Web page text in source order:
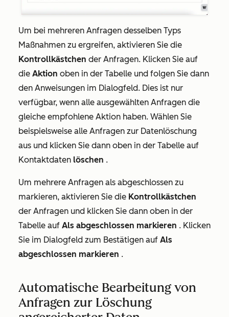
Um bei mehreren Anfragen desselben Typs
Maßnahmen zu ergreifen, aktivieren Sie die
Kontrollkästchen der Anfragen. Klicken Sie auf
die Aktion oben in der Tabelle und folgen Sie dann
den Anweisungen im Dialogfeld. Dies ist nur
verfügbar, wenn alle ausgewählten Anfragen die
gleiche empfohlene Aktion haben. Wählen Sie
beispielsweise alle Anfragen zur Datenlöschung
aus und klicken Sie dann oben in der Tabelle auf
Kontaktdaten löschen .
Um mehrere Anfragen als abgeschlossen zu
markieren, aktivieren Sie die Kontrollkästchen
der Anfragen und klicken Sie dann oben in der
Tabelle auf Als abgeschlossen markieren . Klicken
Sie im Dialogfeld zum Bestätigen auf Als
abgeschlossen markieren .
Automatische Bearbeitung von
Anfragen zur Löschung